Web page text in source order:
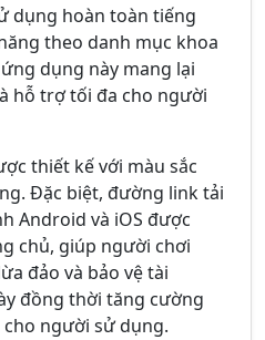
dụng hoàn toàn tiếng
theo danh mục khoa
dụng này mang lại
hỗ trợ tối đa cho người
thiết kế với màu sắc
Đặc biệt, đường link tải
Android và iOS được
chủ, giúp người chơi
đảo và bảo vệ tài
đồng thời tăng cường
người sử dụng.